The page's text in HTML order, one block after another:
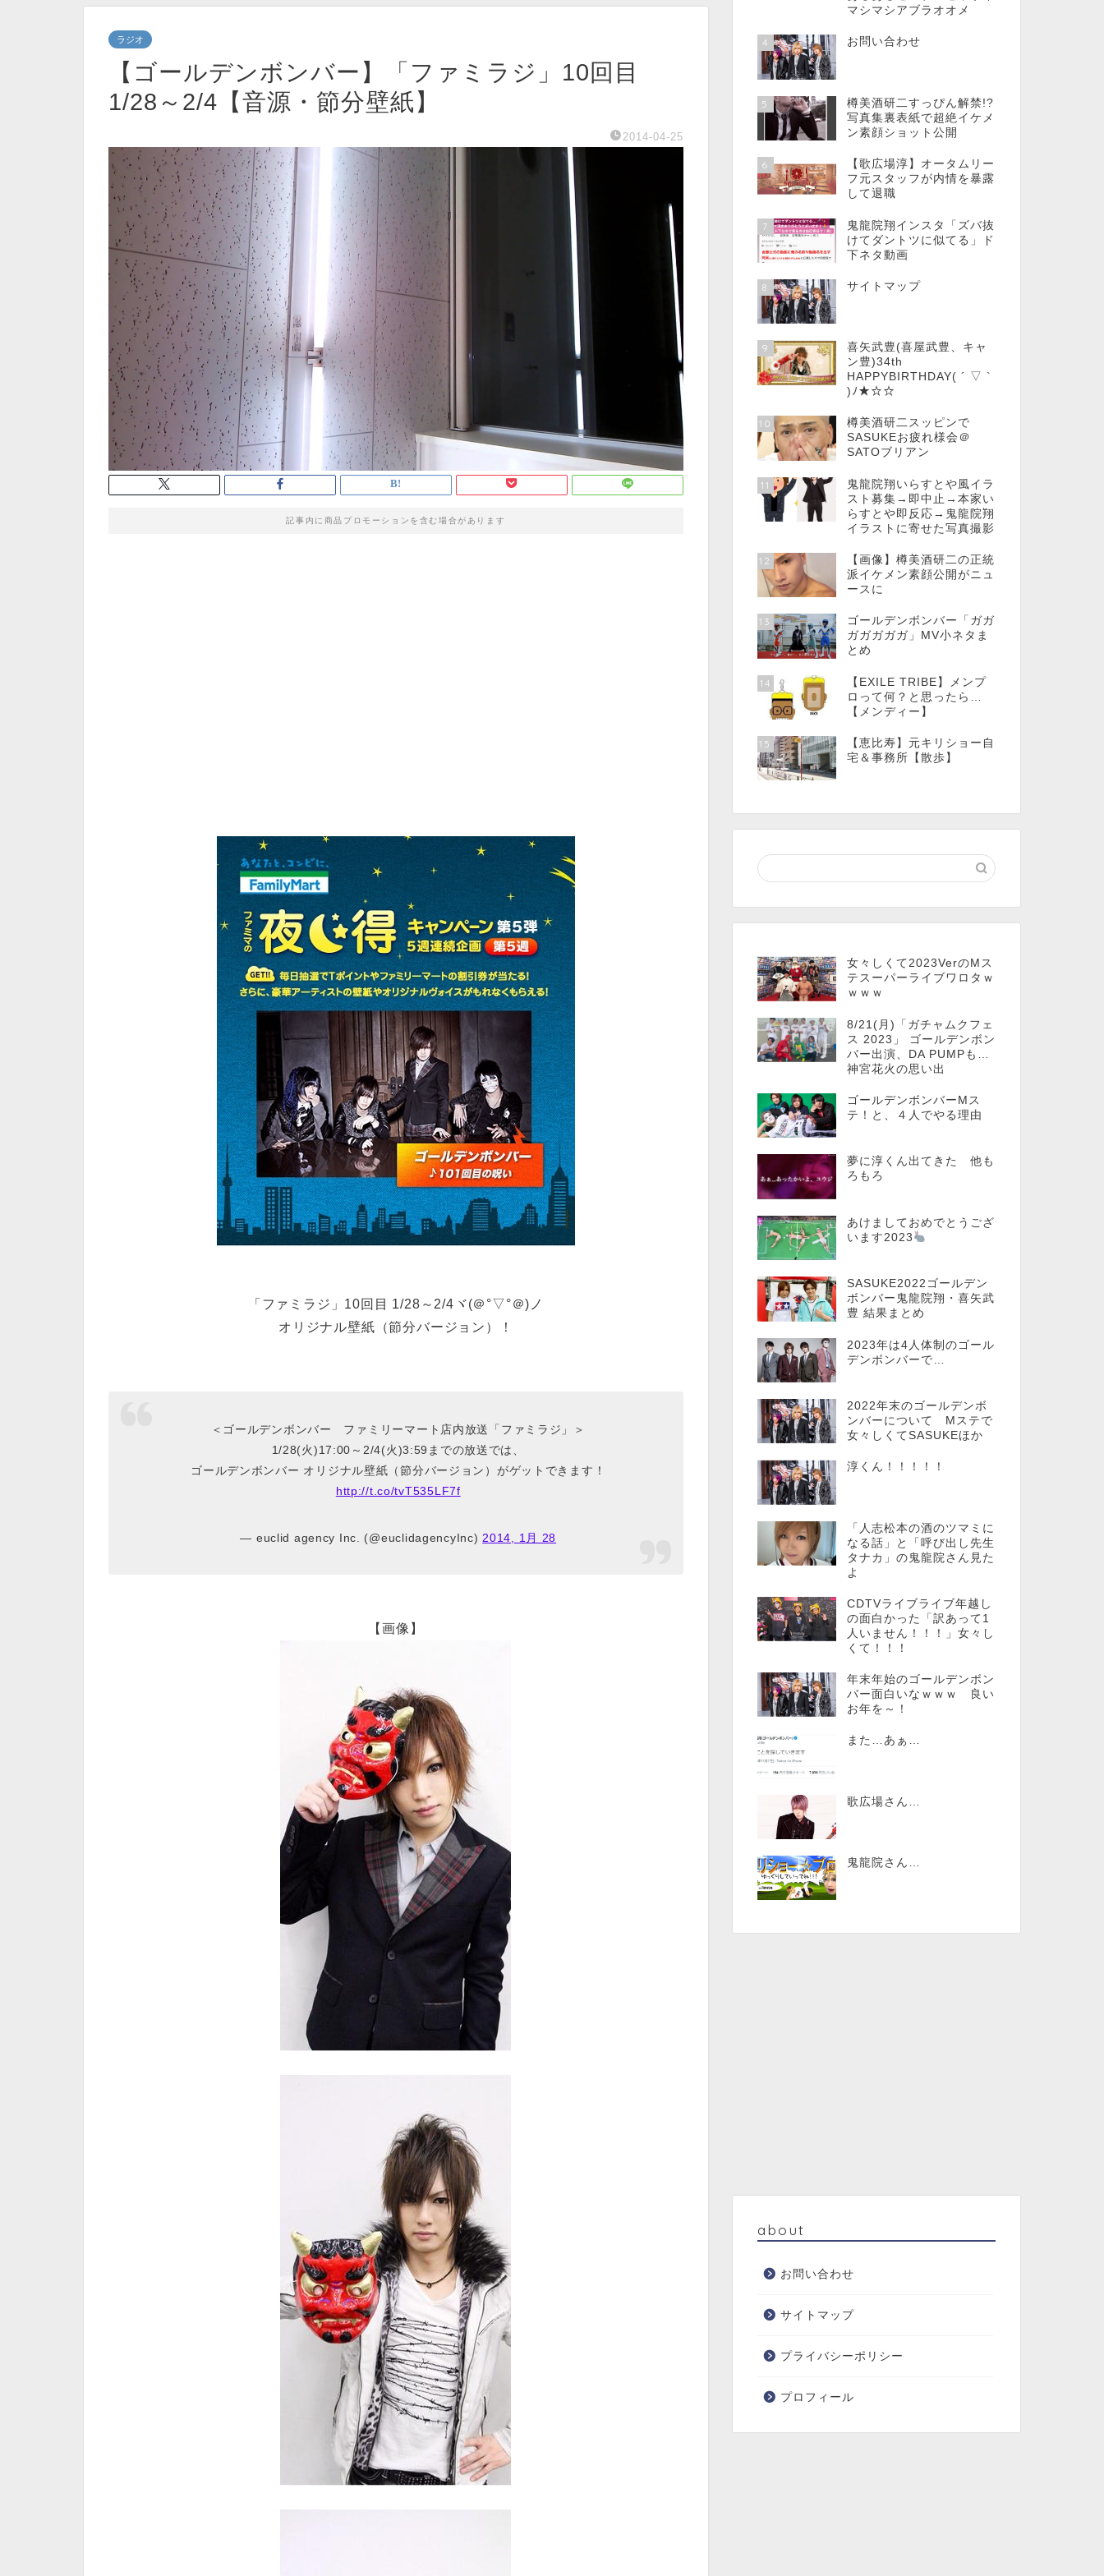
ラジオ
【ゴールデンボンバー】「ファミラジ」10回目
1/28～2/4【音源・節分壁紙】
2014-04-25
記事内に商品プロモーションを含む場合があります
「ファミラジ」10回目 1/28～2/4ヾ(＠°▽°＠)ノ
オリジナル壁紙（節分バージョン）！
＜ゴールデンボンバー ファミリーマート店内放送「ファミラジ」＞
1/28(火)17:00～2/4(火)3:59までの放送では、
ゴールデンボンバー オリジナル壁紙（節分バージョン）がゲットできます！
http://t.co/tvT535LF7f
— euclid agency Inc. (@euclidagencyInc) 2014, 1月 28
【画像】
マシマシアブラオオメ
4 お問い合わせ
5
樽美酒研二すっぴん解禁!?
写真集裏表紙で超絶イケメ
ン素顔ショット公開
6
【歌広場淳】オータムリー
フ元スタッフが内情を暴露
して退職
7
鬼龍院翔インスタ「ズバ抜
けてダントツに似てる」ド
下ネタ動画
8 サイトマップ
9
喜矢武豊(喜屋武豊、キャ
ン豊)34th
HAPPYBIRTHDAY( ´ ▽ `
)ﾉ★☆☆
10
樽美酒研二スッピンで
SASUKEお疲れ様会＠
SATOブリアン
11
鬼龍院翔いらすとや風イラ
スト募集→即中止→本家い
らすとや即反応→鬼龍院翔
イラストに寄せた写真撮影
12
【画像】樽美酒研二の正統
派イケメン素顔公開がニュ
ースに
13
ゴールデンボンバー「ガガ
ガガガガガ」MV小ネタま
とめ
14
【EXILE TRIBE】メンプ
ロって何？と思ったら…
【メンディー】
15
【恵比寿】元キリショー自
宅＆事務所【散歩】
女々しくて2023VerのMス
テスーパーライブワロタｗ
ｗｗｗ
8/21(月)「ガチャムクフェ
ス 2023」 ゴールデンボン
バー出演、DA PUMPも…
神宮花火の思い出
ゴールデンボンバーMス
テ！と、４人でやる理由
夢に淳くん出てきた 他も
ろもろ
あけましておめでとうござ
います2023
SASUKE2022ゴールデン
ボンバー鬼龍院翔・喜矢武
豊 結果まとめ
2023年は4人体制のゴール
デンボンバーで…
2022年末のゴールデンボ
ンバーについて Mステで
女々しくてSASUKEほか
淳くん！！！！！
「人志松本の酒のツマミに
なる話」と「呼び出し先生
タナカ」の鬼龍院さん見た
よ
CDTVライブライブ年越し
の面白かった「訳あって1
人いません！！！」女々し
くて！！！
年末年始のゴールデンボン
バー面白いなｗｗｗ 良い
お年を～！
また…あぁ…
歌広場さん…
鬼龍院さん…
about
お問い合わせ
サイトマップ
プライバシーポリシー
プロフィール